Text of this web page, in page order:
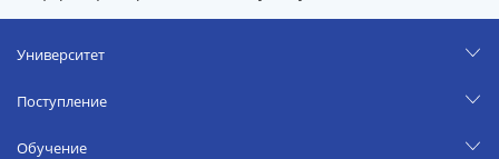
Университет
Поступление
Обучение